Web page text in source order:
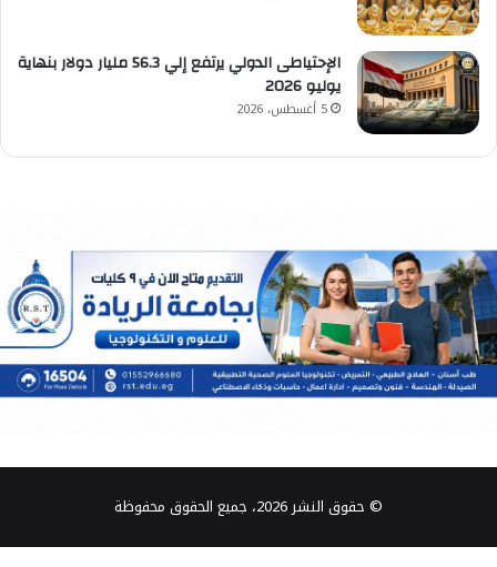
الإحتياطى الدولي يرتفع إلي 56.3 مليار دولار بنهاية
يوليو 2026
5 أغسطس، 2026
© حقوق النشر 2026، جميع الحقوق محفوظة